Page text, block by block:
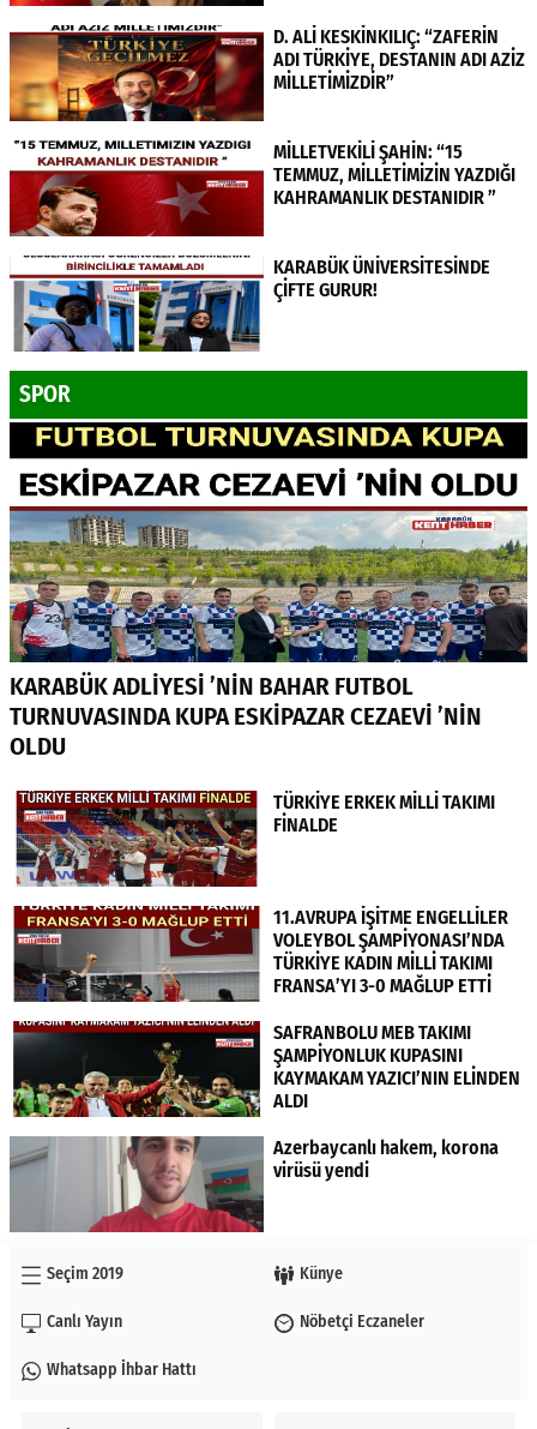
D. ALİ KESKİNKILIÇ: “ZAFERİN
ADI TÜRKİYE, DESTANIN ADI AZİZ
MİLLETİMİZDİR”
MİLLETVEKİLİ ŞAHİN: “15
TEMMUZ, MİLLETİMİZİN YAZDIĞI
KAHRAMANLIK DESTANIDIR ”
KARABÜK ÜNİVERSİTESİNDE
ÇİFTE GURUR!
SPOR
KARABÜK ADLİYESİ ’NİN BAHAR FUTBOL
TURNUVASINDA KUPA ESKİPAZAR CEZAEVİ ’NİN
OLDU
TÜRKİYE ERKEK MİLLİ TAKIMI
FİNALDE
11.AVRUPA İŞİTME ENGELLİLER
VOLEYBOL ŞAMPİYONASI’NDA
TÜRKİYE KADIN MİLLİ TAKIMI
FRANSA’YI 3-0 MAĞLUP ETTİ
SAFRANBOLU MEB TAKIMI
ŞAMPİYONLUK KUPASINI
KAYMAKAM YAZICI’NIN ELİNDEN
ALDI
Azerbaycanlı hakem, korona
virüsü yendi
Seçim 2019 Künye
Canlı Yayın Nöbetçi Eczaneler
Whatsapp İhbar Hattı